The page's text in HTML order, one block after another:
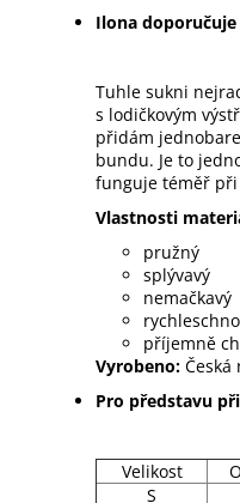
Ilona doporučuje
Tuhle sukni
s lodičkovým
přidám
bundu. Je to
funguje téměř
Vlastnosti
pružný
splývavý
nemačkavý
příjemně
Vyrobeno: Česká
Pro představu
Velikost
S